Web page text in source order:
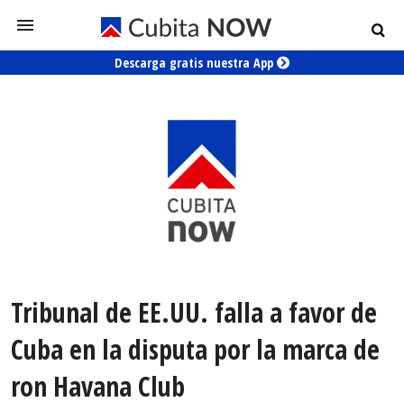
Descarga gratis nuestra App
Tribunal de EE.UU. falla a favor de
Cuba en la disputa por la marca de
ron Havana Club